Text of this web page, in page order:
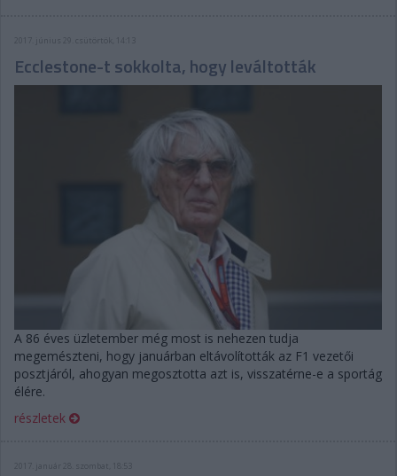
2017. június 29. csütörtök, 14:13
Ecclestone-t sokkolta, hogy leváltották
A 86 éves üzletember még most is nehezen tudja
megemészteni, hogy januárban eltávolították az F1 vezetői
posztjáról, ahogyan megosztotta azt is, visszatérne-e a sportág
élére.
részletek
2017. január 28. szombat, 18:53